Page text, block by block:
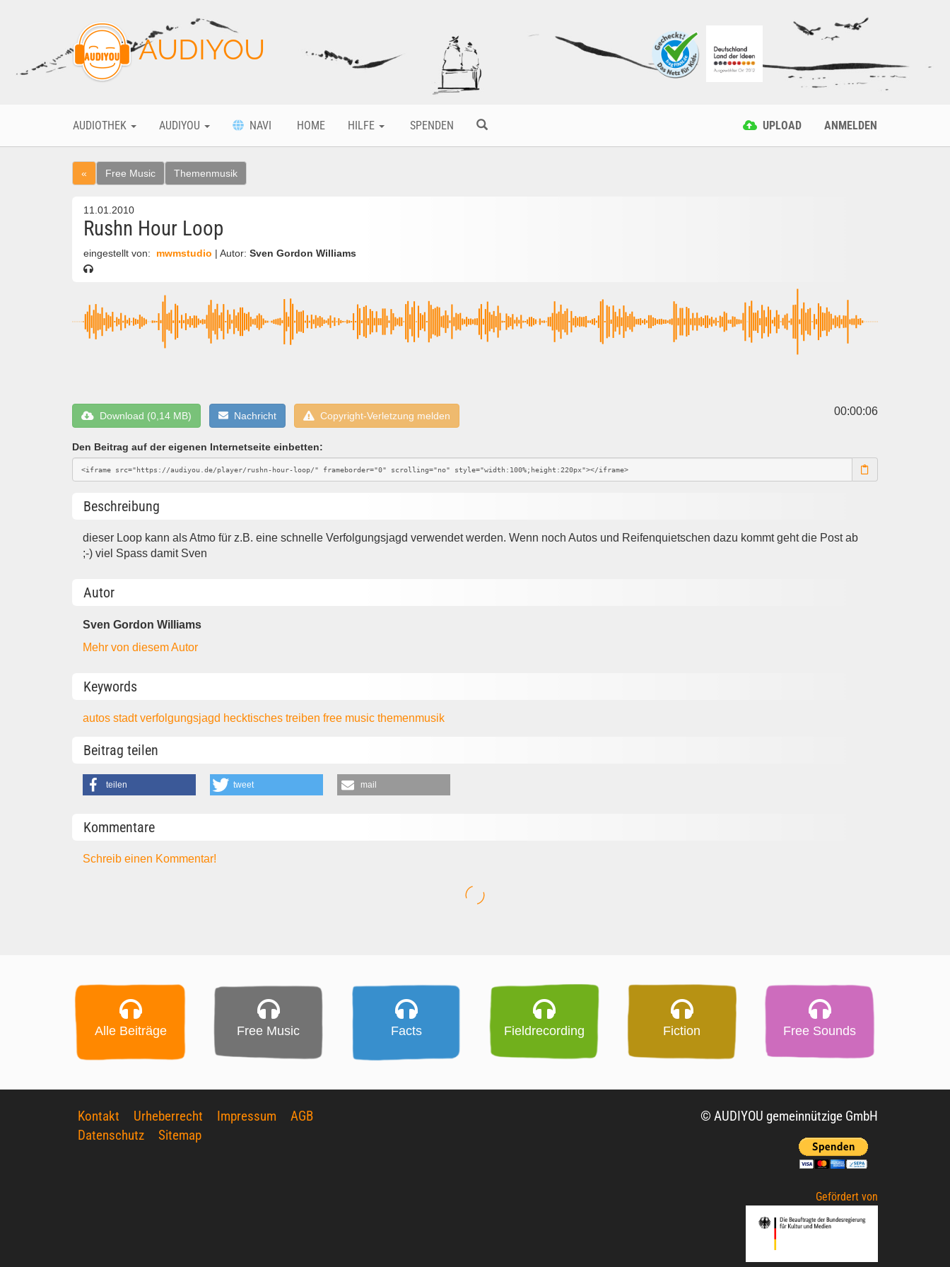
AUDIYOU
AUDIOTHEK AUDIYOU NAVI HOME HILFE SPENDEN UPLOAD ANMELDEN
« Free Music Themenmusik
11.01.2010
Rushn Hour Loop
eingestellt von: mwmstudio | Autor: Sven Gordon Williams
Download (0,14 MB) Nachricht Copyright-Verletzung melden 00:00:06
Den Beitrag auf der eigenen Internetseite einbetten:
Beschreibung
dieser Loop kann als Atmo für z.B. eine schnelle Verfolgungsjagd verwendet werden. Wenn noch Autos und Reifenquietschen dazu kommt geht die Post ab
;-) viel Spass damit Sven
Autor
Sven Gordon Williams
Mehr von diesem Autor
Keywords
autosstadtverfolgungsjagd hecktisches treibenfree musicthemenmusik
Beitrag teilen
teilen tweet mail
Kommentare
Schreib einen Kommentar!
Alle Beiträge Free Music Facts Fieldrecording Fiction Free Sounds
Kontakt Urheberrecht Impressum
AGB
Datenschutz
Sitemap
© AUDIYOU gemeinnützige GmbH
Gefördert von